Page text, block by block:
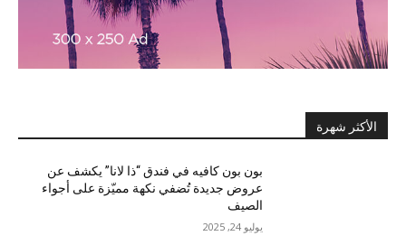
الأكثر شهرة
بون بون كافيه في فندق “ذا لانا” يكشف عن
عروض جديدة تُضفي نكهة مميّزة على أجواء
الصيف
يوليو 24, 2025